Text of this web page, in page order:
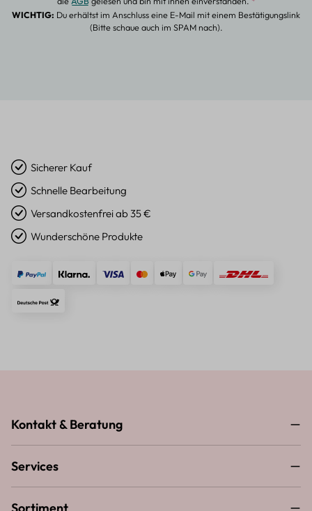
WICHTIG: Du erhältst im Anschluss eine E-Mail mit einem Bestätigungslink
(Bitte schaue auch im SPAM nach).
Sicherer Kauf
Schnelle Bearbeitung
Versandkostenfrei ab 35 €
Wunderschöne Produkte
Kontakt & Beratung
Services